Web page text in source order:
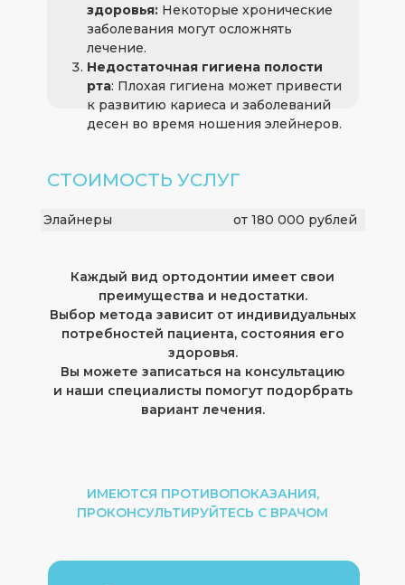
здоровья:Некоторые хронические
заболевания могут осложнять
лечение.
Недостаточная гигиена полости
рта: Плохая гигиена может привести
к развитию кариеса и заболеваний
десен во время ношения элейнеров.
СТОИМОСТЬ УСЛУГ
Элайнеры от 180 000 рублей
Каждый вид ортодонтии имеет свои
преимущества и недостатки.
Выбор метода зависит от индивидуальных
потребностей пациента, состояния его
здоровья.
Вы можете записаться на консультацию
и наши специалисты помогут подорбрать
вариант лечения.
ИМЕЮТСЯ ПРОТИВОПОКАЗАНИЯ,
ПРОКОНСУЛЬТИРУЙТЕСЬ С ВРАЧОМ